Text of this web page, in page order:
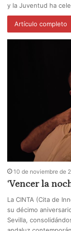
y la Juventud ha
Artículo completo
10 de noviembre de
‘Vencer la
La CINTA (Cita de
su décimo
Sevilla,